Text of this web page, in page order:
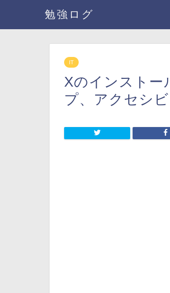
勉強ログ
IT
Xのインストー
プ、アクセシ